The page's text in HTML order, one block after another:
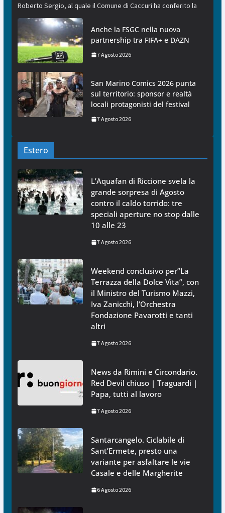
Roberto Sergio, al quale il Comune di Caccuri ha conferito la
Anche la FSGC nella nuova
partnership tra FIFA+ e DAZN
7 Agosto 2026
San Marino Comics 2026 punta
sul territorio: sponsor e realtà
locali protagonisti del festival
7 Agosto 2026
Estero
L’Aquafan di Riccione svela la
grande sorpresa di Agosto
contro il caldo torrido: tre
speciali aperture no stop dalle
10 alle 23
7 Agosto 2026
Weekend conclusivo per”La
Terrazza della Dolce Vita”, con
il Ministro del Turismo Mazzi,
Iva Zanicchi, l’Orchestra
Fondazione Pavarotti e tanti
altri
7 Agosto 2026
News da Rimini e Circondario.
Red Devil chiuso | Traguardi |
Papa, tutti al lavoro
7 Agosto 2026
Santarcangelo. Ciclabile di
Sant’Ermete, presto una
variante per asfaltare le vie
Casale e delle Margherite
6 Agosto 2026